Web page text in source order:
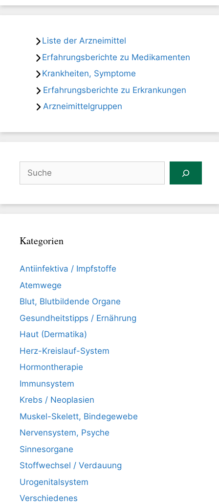
Liste der Arzneimittel
Erfahrungsberichte zu Medikamenten
Krankheiten, Symptome
Erfahrungsberichte zu Erkrankungen
Arzneimittelgruppen
Suchen
Kategorien
Antiinfektiva / Impfstoffe
Atemwege
Blut, Blutbildende Organe
Gesundheitstipps / Ernährung
Haut (Dermatika)
Herz-Kreislauf-System
Hormontherapie
Immunsystem
Krebs / Neoplasien
Muskel-Skelett, Bindegewebe
Nervensystem, Psyche
Sinnesorgane
Stoffwechsel / Verdauung
Urogenitalsystem
Verschiedenes